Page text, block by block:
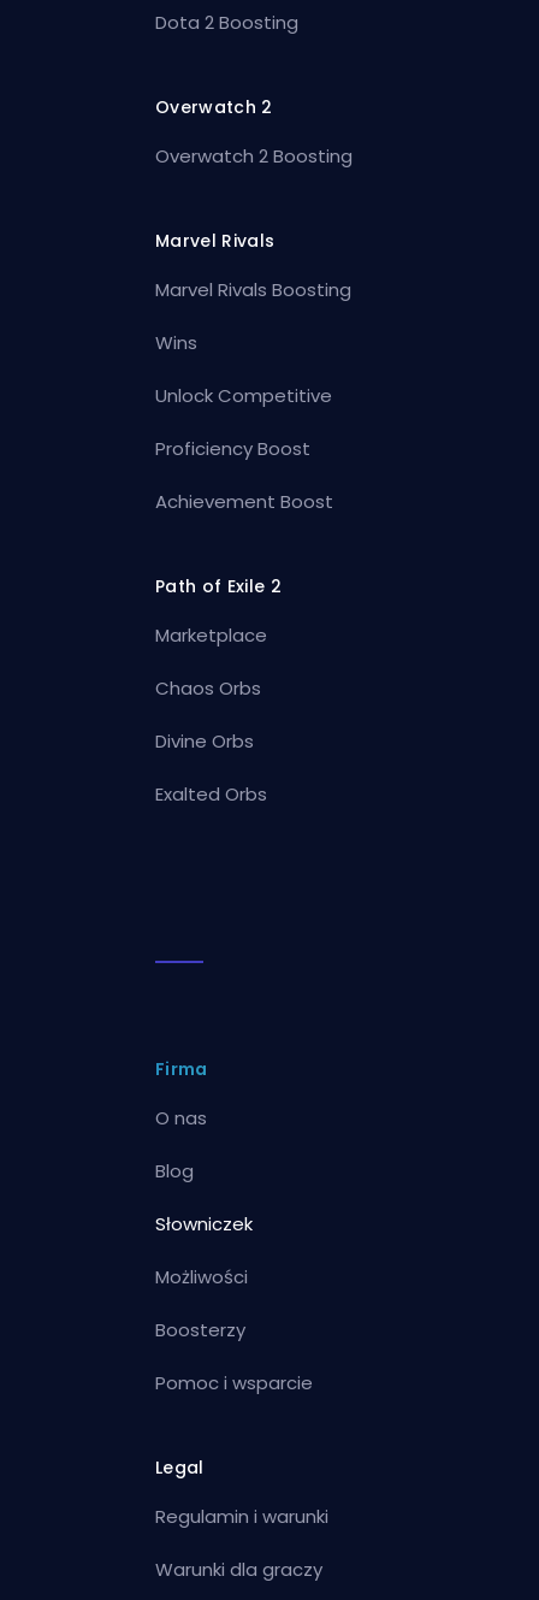
Dota 2 Boosting
Overwatch 2
Overwatch 2 Boosting
Marvel Rivals
Marvel Rivals Boosting
Wins
Unlock Competitive
Proficiency Boost
Achievement Boost
Path of Exile 2
Marketplace
Chaos Orbs
Divine Orbs
Exalted Orbs
Firma
O nas
Blog
Słowniczek
Możliwości
Boosterzy
Pomoc i wsparcie
Legal
Regulamin i warunki
Warunki dla graczy